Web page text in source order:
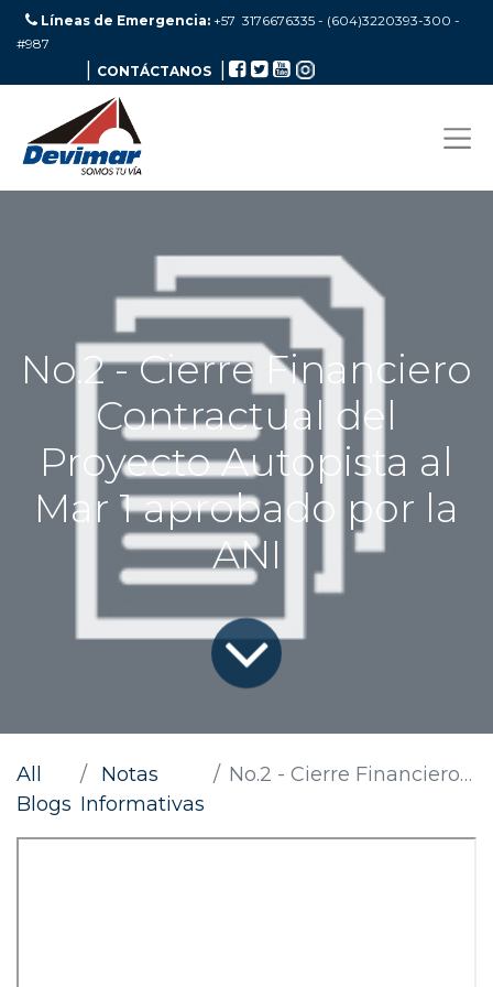
Líneas de Emergencia: +57 3176676335 - (604)3220393-300 -
#987
CONTÁCTANOS
No.2 - Cierre Financiero
Contractual del
Proyecto Autopista al
Mar 1 aprobado por la
ANI
All
Blogs
Notas
Informativas
No.2 - Cierre Financiero Contractual del Proyecto Autopista al Mar 1 aprobado por la ANI